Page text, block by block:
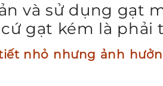
và sử dụng gạt
gạt kém là phải
nhỏ nhưng ảnh